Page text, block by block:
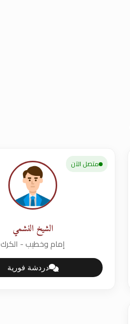
متصل الآن
الشيخ النشمي
إمام وخطيب - الكرك
دردشة فورية